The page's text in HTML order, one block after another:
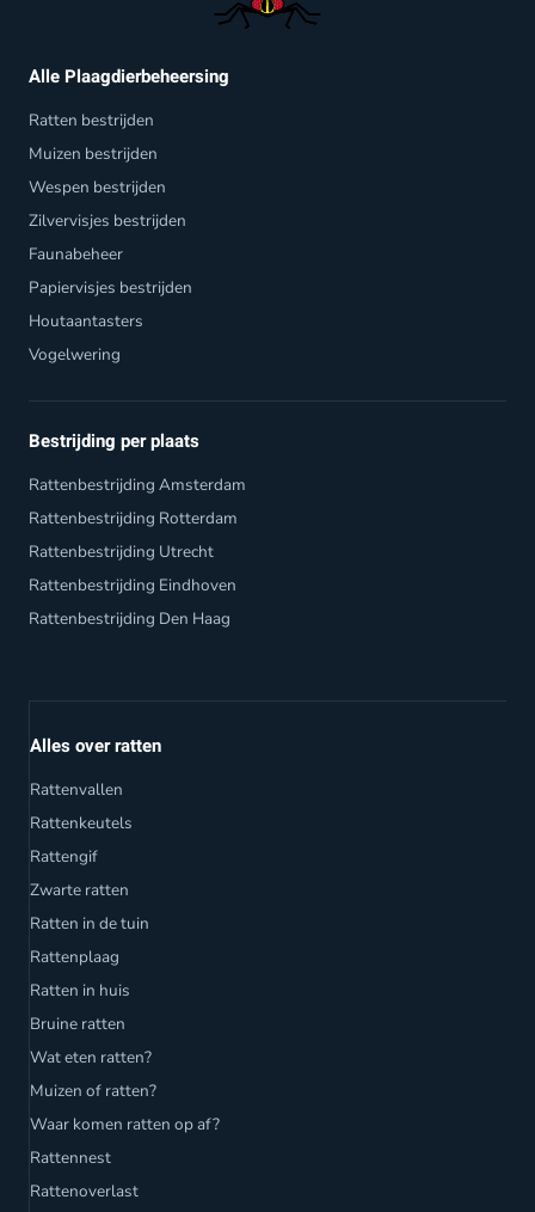
Alle Plaagdierbeheersing
Ratten bestrijden
Muizen bestrijden
Wespen bestrijden
Zilvervisjes bestrijden
Faunabeheer
Papiervisjes bestrijden
Houtaantasters
Vogelwering
Bestrijding per plaats
Rattenbestrijding Amsterdam
Rattenbestrijding Rotterdam
Rattenbestrijding Utrecht
Rattenbestrijding Eindhoven
Rattenbestrijding Den Haag
Alles over ratten
Rattenvallen
Rattenkeutels
Rattengif
Zwarte ratten
Ratten in de tuin
Rattenplaag
Ratten in huis
Bruine ratten
Wat eten ratten?
Muizen of ratten?
Waar komen ratten op af?
Rattennest
Rattenoverlast